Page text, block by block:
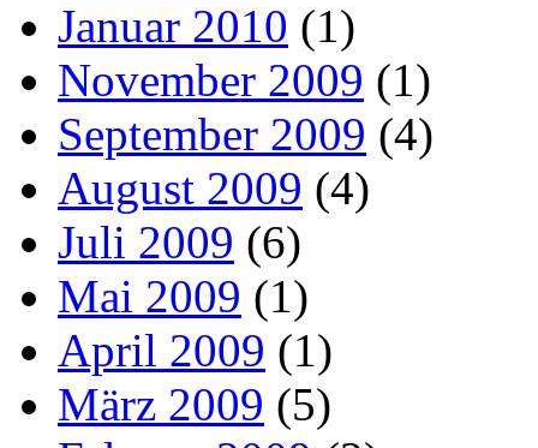
Januar 2010 (1)
November 2009 (1)
September 2009 (4)
August 2009 (4)
Juli 2009 (6)
Mai 2009 (1)
April 2009 (1)
März 2009 (5)